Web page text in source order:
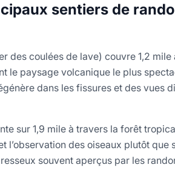
sentiers de
des coulées de lave) couvre 1,2
le paysage volcanique le plus
dans les fissures et des vues
sur 1,9 mile à travers la forêt
l’observation des oiseaux plutôt
souvent aperçus par les